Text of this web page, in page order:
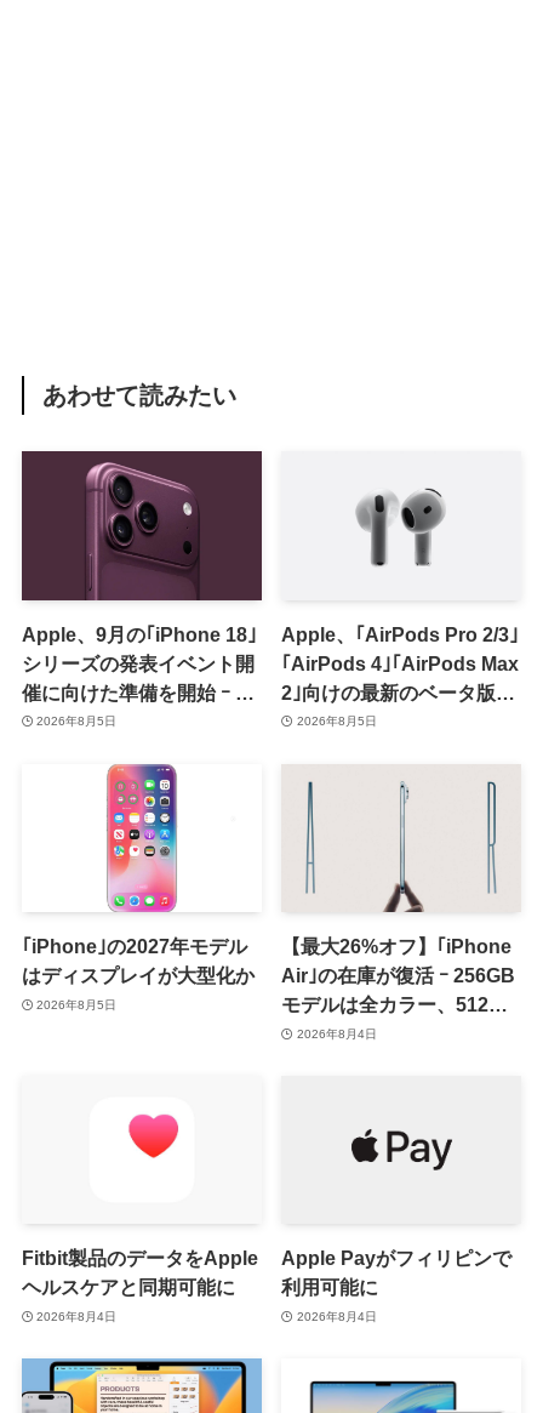
あわせて読みたい
Apple、9月の｢iPhone 18｣
シリーズの発表イベント開
催に向けた準備を開始 ｰ 9
月8日か9月9日に開催見込
2026年8月5日
Apple、｢AirPods Pro 2/3｣
｢AirPods 4｣｢AirPods Max
2｣向けの最新のベータ版フ
ァームウェア｢9A5336b｣を
2026年8月5日
｢iPhone｣の2027年モデル
はディスプレイが大型化か
2026年8月5日
【最大26%オフ】｢iPhone
Air｣の在庫が復活 ｰ 256GB
モデルは全カラー、512GB
モデルはホワイト以外が在
2026年8月4日
Fitbit製品のデータをApple
ヘルスケアと同期可能に
2026年8月4日
Apple Payがフィリピンで
利用可能に
2026年8月4日